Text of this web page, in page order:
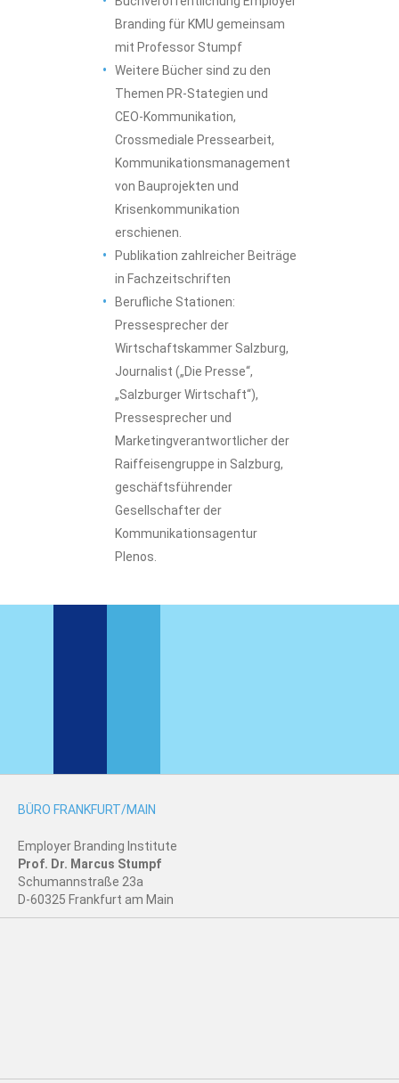
Branding für KMU gemeinsam
mit Professor Stumpf
Weitere Bücher sind zu den
Themen PR-Stategien und
CEO-Kommunikation,
Crossmediale Pressearbeit,
Kommunikationsmanagement
von Bauprojekten und
Krisenkommunikation
erschienen.
Publikation zahlreicher Beiträge
in Fachzeitschriften
Berufliche Stationen:
Pressesprecher der
Wirtschaftskammer Salzburg,
Journalist („Die Presse“,
„Salzburger Wirtschaft“),
Pressesprecher und
Marketingverantwortlicher der
Raiffeisengruppe in Salzburg,
geschäftsführender
Gesellschafter der
Kommunikationsagentur
Plenos.
BÜRO FRANKFURT/MAIN
Employer Branding Institute
Prof. Dr. Marcus Stumpf
Schumannstraße 23a
D-60325 Frankfurt am Main